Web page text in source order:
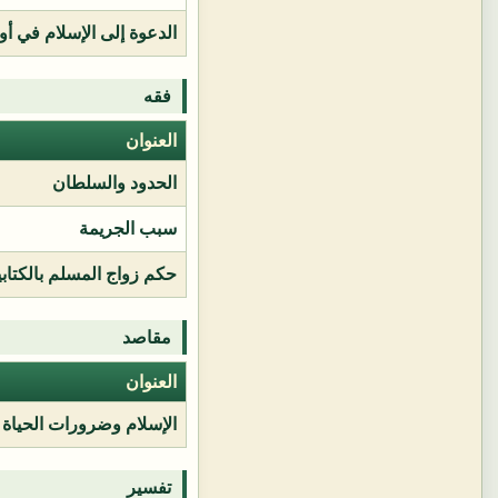
الدعوة إلى الإسلام في
فقه
العنوان
الحدود والسلطان
سبب الجريمة
حكم زواج المسلم
مقاصد
العنوان
الإسلام وضرورات الحياة
تفسير